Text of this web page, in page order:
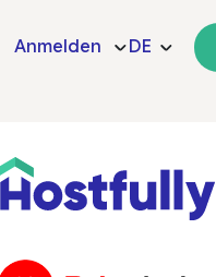
Anmelden DE